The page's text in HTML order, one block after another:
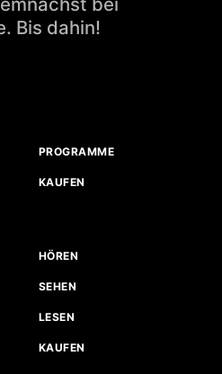
Bis dahin!
PROGRAMME
KAUFEN
HÖREN
SEHEN
LESEN
KAUFEN